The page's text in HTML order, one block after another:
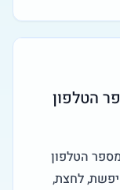
הטלפון
הטלפון
לחצת,